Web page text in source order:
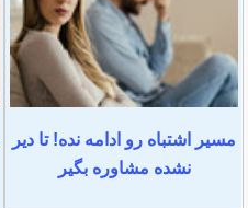
مسیر اشتباه رو ادامه نده! تا دیر
نشده مشاوره بگیر